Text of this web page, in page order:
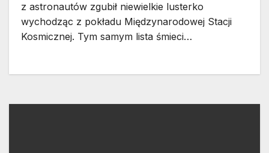
z astronautów zgubił niewielkie lusterko
wychodząc z pokładu Międzynarodowej Stacji
Kosmicznej. Tym samym lista śmieci…